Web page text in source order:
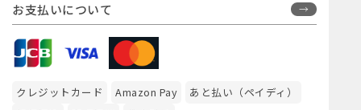
お支払いについて
クレジットカード Amazon Pay
あと払い（ペイディ）